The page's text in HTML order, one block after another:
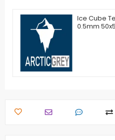
Ice Cube
0.5mm